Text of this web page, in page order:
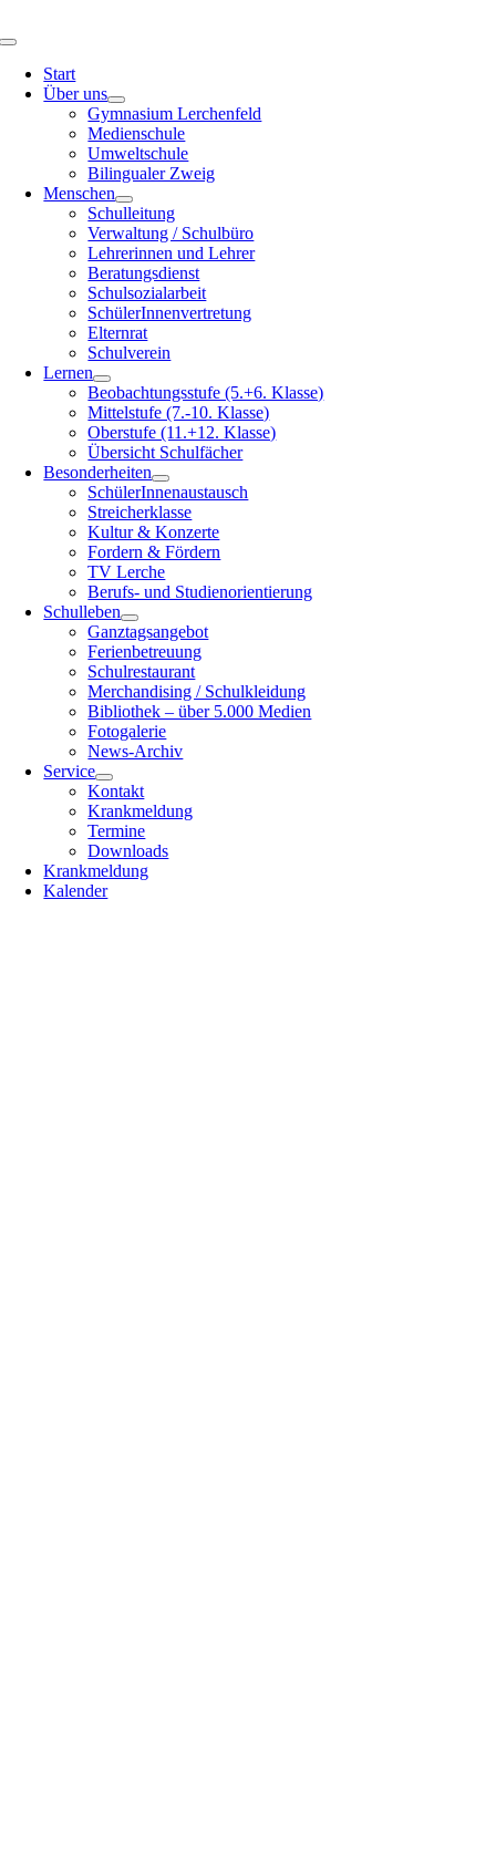
Toggle
Navigation
Start
Über uns
Gymnasium Lerchenfeld
Medienschule
Umweltschule
Bilingualer Zweig
Menschen
Schulleitung
Verwaltung / Schulbüro
Lehrerinnen und Lehrer
Beratungsdienst
Schulsozialarbeit
SchülerInnenvertretung
Elternrat
Schulverein
Lernen
Beobachtungsstufe (5.+6. Klasse)
Mittelstufe (7.-10. Klasse)
Oberstufe (11.+12. Klasse)
Übersicht Schulfächer
Besonderheiten
SchülerInnenaustausch
Streicherklasse
Kultur & Konzerte
Fordern & Fördern
TV Lerche
Berufs- und Studienorientierung
Schulleben
Ganztagsangebot
Ferienbetreuung
Schulrestaurant
Merchandising / Schulkleidung
Bibliothek – über 5.000 Medien
Fotogalerie
News-Archiv
Service
Kontakt
Krankmeldung
Termine
Downloads
Krankmeldung
Kalender